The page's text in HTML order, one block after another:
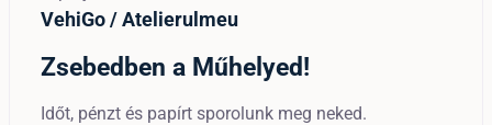
VehiGo / Atelierulmeu
Zsebedben a Műhelyed!
Időt, pénzt és papírt sporolunk meg neked.